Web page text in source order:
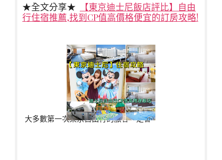
★全文分享★
【東京迪士尼飯店評比】自由
行住宿推薦,找到CP值高價格便宜的訂房攻略!
大多數第一次東京自由行的旅客一定會